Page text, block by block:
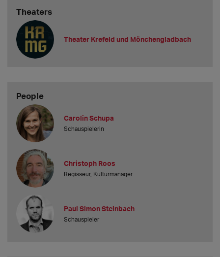
Theaters
Theater Krefeld und Mönchengladbach
People
Carolin Schupa
Schauspielerin
Christoph Roos
Regisseur, Kulturmanager
Paul Simon Steinbach
Schauspieler